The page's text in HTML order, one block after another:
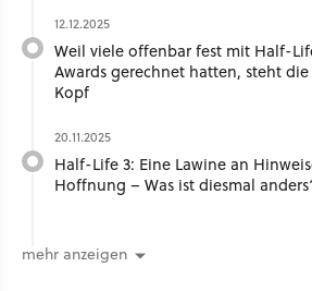
12.12.2025
Weil viele offenbar fest mit Half-
Awards gerechnet hatten, steht
Kopf
20.11.2025
Half-Life 3: Eine Lawine an
Hoffnung – Was ist diesmal
mehr anzeigen